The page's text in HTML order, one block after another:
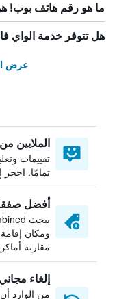
ما هو رقم هاتف بوب!
هل تتوفر خدمة الواي
عرض
الملايين
تقييمات
تمامًا. احجز
أفضل
ومكان
مقارنة
إلغاء مجاني
من الوارد